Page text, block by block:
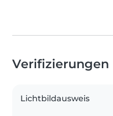
Verifizierungen
Lichtbildausweis